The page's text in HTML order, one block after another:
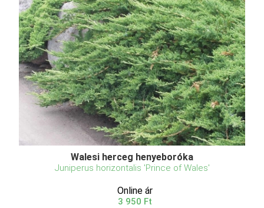
Walesi herceg henyeboróka
Juniperus horizontalis 'Prince of Wales'
Online ár
3 950 Ft